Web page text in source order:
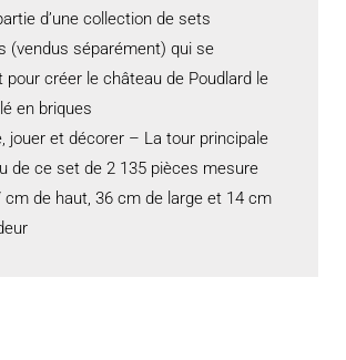
d’une collection de sets
(vendus séparément) qui se
pour créer le château de Poudlard le
en briques
jouer et décorer – La tour principale
de ce set de 2 135 pièces mesure
cm de haut, 36 cm de large et 14 cm